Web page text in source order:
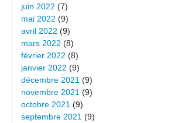
juin 2022 (7)
mai 2022 (9)
avril 2022 (9)
mars 2022 (8)
février 2022 (8)
janvier 2022 (9)
décembre 2021 (9)
novembre 2021 (9)
octobre 2021 (9)
septembre 2021 (9)